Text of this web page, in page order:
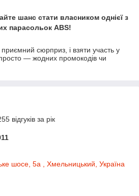
шанс стати власником однієї з
парасольок ABS!
сюрприз, і взяти участь у
— жодних промокодів чи
відгуків за рік
шосе, 5а , Хмельницький, Україна